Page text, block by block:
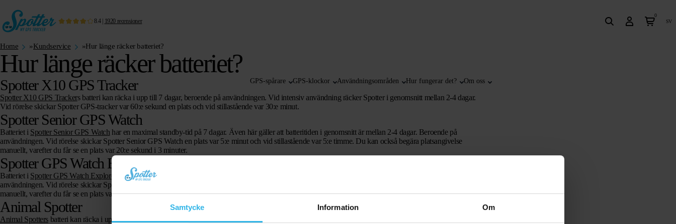
Samtycke Information Om
8.4| 1920 recensioner
GPS-spårare GPS-klockor Användningsområden Hur fungerar det? Om oss
0
sv
Home »Kundservice »Hur länge räcker batteriet?
Hur länge räcker batteriet?
Spotter X10 GPS Tracker
Spotter X10 GPS Trackers batteri kan räcka i upp till 7 dagar, beroende på användningen. Vid intensiv användning räcker Spotter i genomsnitt mellan 2-4 dagar.
Vid rörelse skickar Spotter GPS-tracker var 60:e sekund en plats och vid stillastående var 30:e minut.
Spotter Senior GPS Watch
Batteriet i Spotter Senior GPS Watch har en maximal standby-tid på 7 dagar. Även här gäller att batteritiden i genomsnitt är mellan 2-4 dagar. Beroende på
användningen. Vid rörelse skickar Spotter Senior GPS Watch en plats var 5:e minut och vid stillastående var 5:e timme. Du kan också begära platsangivelse
manuellt, varefter du får se en plats var 20:e sekund i 3 minuter.
Spotter GPS Watch Explorer
Batteriet i Spotter GPS Watch Explore r har en maximal standby-tid på
användningen. Vid rörelse skickar Spotter Senior GPS Watch en plats var 5:e minut och vid stillastående var 5:e timme. Du kan också begära platsangivelse
manuellt, varefter du får se en plats var 20:e sekund i 3 minuter.
Animal Spotter
Animal Spotters batteri kan räcka i upp till3-7 dagar, beroende på användningen. Vid intensiv användning räcker Spotter i genomsnitt mellan 3-5 dagar.